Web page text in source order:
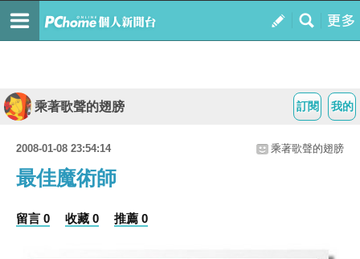
我的
訂閱
乘著歌聲的翅膀
2008-01-08 23:54:14 乘著歌聲的翅膀
最佳魔術師
留言 0 收藏 0 推薦 0